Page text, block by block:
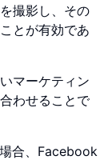
撮影し、その
とが有効であ
マーケティン
わせることで
合、Facebook